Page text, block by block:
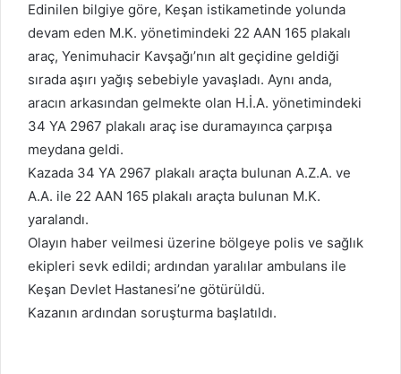
Edinilen bilgiye göre, Keşan istikametinde yolunda
devam eden M.K. yönetimindeki 22 AAN 165 plakalı
araç, Yenimuhacir Kavşağı’nın alt geçidine geldiği
sırada aşırı yağış sebebiyle yavaşladı. Aynı anda,
aracın arkasından gelmekte olan H.İ.A. yönetimindeki
34 YA 2967 plakalı araç ise duramayınca çarpışa
meydana geldi.
Kazada 34 YA 2967 plakalı araçta bulunan A.Z.A. ve
A.A. ile 22 AAN 165 plakalı araçta bulunan M.K.
yaralandı.
Olayın haber veilmesi üzerine bölgeye polis ve sağlık
ekipleri sevk edildi; ardından yaralılar ambulans ile
Keşan Devlet Hastanesi’ne götürüldü.
Kazanın ardından soruşturma başlatıldı.